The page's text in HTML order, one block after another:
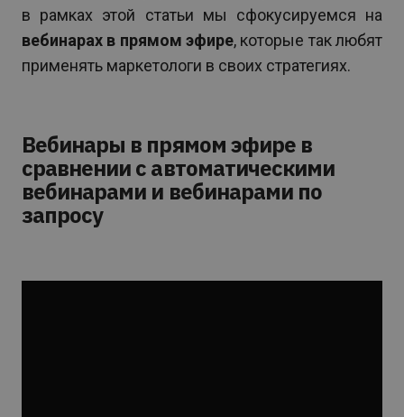
в рамках этой статьи мы сфокусируемся на
вебинарах в прямом эфире, которые так любят
применять маркетологи в своих стратегиях.
Вебинары в прямом эфире в
сравнении с автоматическими
вебинарами и вебинарами по
запросу